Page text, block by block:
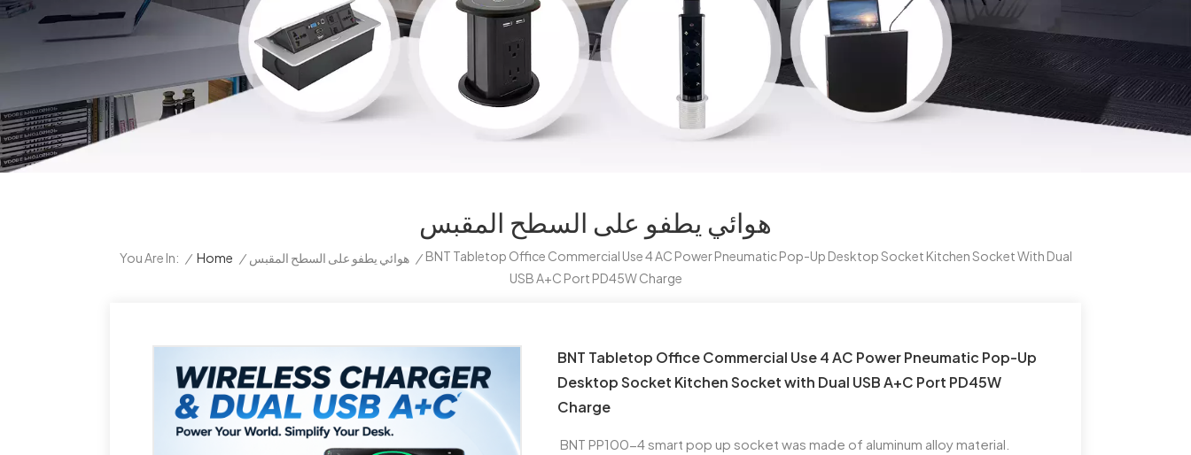
هوائي يطفو على السطح المقبس
You Are In: / Home / هوائي يطفو على السطح المقبس / BNT Tabletop Office Commercial Use 4 AC Power Pneumatic Pop-Up Desktop Socket Kitchen Socket With Dual
USB A+C Port PD45W Charge
BNT Tabletop Office Commercial Use 4 AC Power Pneumatic Pop-Up
Desktop Socket Kitchen Socket with Dual USB A+C Port PD45W
Charge
BNT PP100-4 smart pop up socket was made of aluminum alloy material.